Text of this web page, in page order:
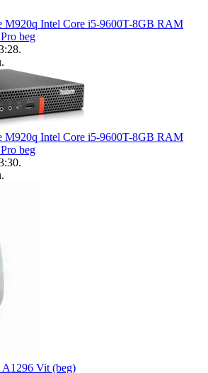
M920q Intel Core i5-9600T-8GB RAM
beg
.
.
M920q Intel Core i5-9600T-8GB RAM
beg
.
.
Vit (beg)